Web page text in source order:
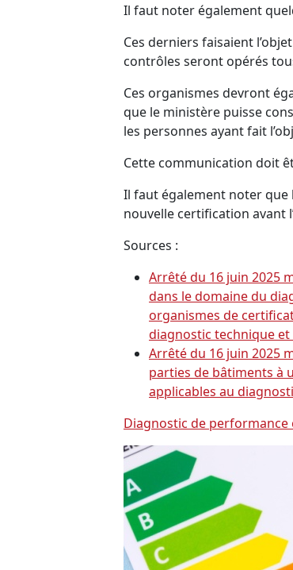
Il faut noter également
Ces derniers faisaient
contrôles seront opérés
Ces organismes devront
que le ministère puisse
les personnes ayant fait
Cette communication doit
Il faut également noter
nouvelle certification avant
Sources :
Arrêté du 16 juin 2025
dans le domaine du
organismes de
diagnostic technique
Arrêté du 16 juin 2025
parties de bâtiments à
applicables au
Diagnostic de